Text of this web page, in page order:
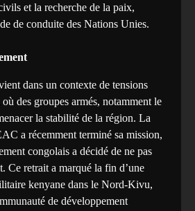
et la recherche de la paix,
de conduite des Nations Unies.
dans un contexte de tensions
des groupes armés, notamment le
la stabilité de la région. La
a récemment terminé sa mission,
congolais a décidé de ne pas
Ce retrait a marqué la fin d’une
kenyane dans le Nord-Kivu,
de développement